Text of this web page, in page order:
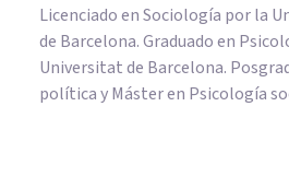
Licenciado en Sociología por la
de Barcelona. Graduado en
Universitat de Barcelona.
política y Máster en Psicología